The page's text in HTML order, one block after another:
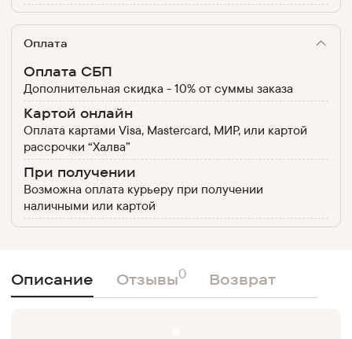
Оплата
Оплата СБП
Дополнительная скидка - 10% от суммы заказа
Картой онлайн
Оплата картами Visa, Mastercard, МИР, или картой
рассрочки “Халва”
При получении
Возможна оплата курьеру при получении
наличными или картой
Описание Отзывы0 Возврат